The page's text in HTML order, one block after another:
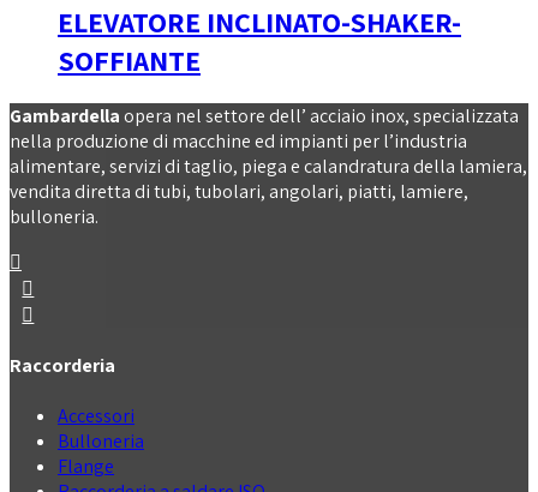
ELEVATORE INCLINATO-SHAKER-
SOFFIANTE
Gambardellaopera nel settore dell’ acciaio inox, specializzata
nella produzione di macchine ed impianti per l’industria
alimentare, servizi di taglio, piega e calandratura della lamiera,
vendita diretta di tubi, tubolari, angolari, piatti, lamiere,
bulloneria.
Raccorderia
Accessori
Bulloneria
Flange